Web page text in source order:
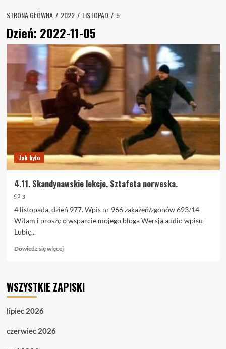
STRONA GŁÓWNA 2022 LISTOPAD 5
Dzień: 2022-11-05
Jak było
4.11. Skandynawskie lekcje. Sztafeta norweska.
3
4 listopada, dzień 977. Wpis nr 966 zakażeń/zgonów 693/14
Witam i proszę o wsparcie mojego bloga Wersja audio wpisu
Lubię...
Dowiedz się więcejDowiedz
4.11.
WSZYSTKIE ZAPISKI
lipiec 2026
czerwiec 2026